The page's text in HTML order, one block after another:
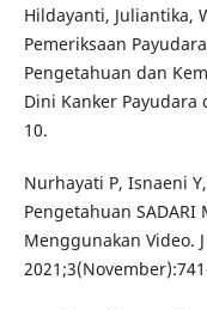
Hildayanti, Juliantika,
Pemeriksaan
Pengetahuan dan
Dini Kanker Payudara
10.
Nurhayati P, Isnaeni
Pengetahuan
Menggunakan Video.